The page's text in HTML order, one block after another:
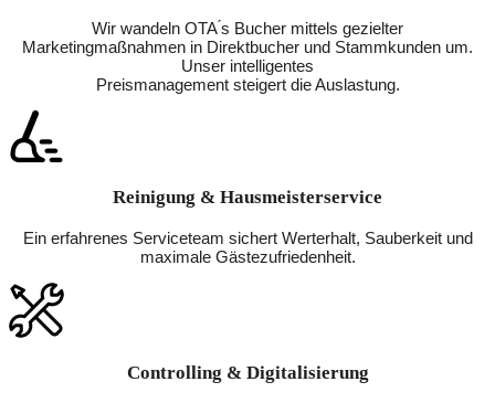
Wir wandeln OTA ́s Bucher mittels gezielter
Marketingmaßnahmen in Direktbucher und Stammkunden um.
Unser intelligentes
Preismanagement steigert die Auslastung.
Reinigung & Hausmeisterservice
Ein erfahrenes Serviceteam sichert Werterhalt, Sauberkeit und
maximale Gästezufriedenheit.
Controlling & Digitalisierung